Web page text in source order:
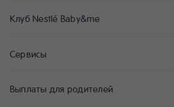
Клуб Nestlé Baby&me
Сервисы
Выплаты для родителей